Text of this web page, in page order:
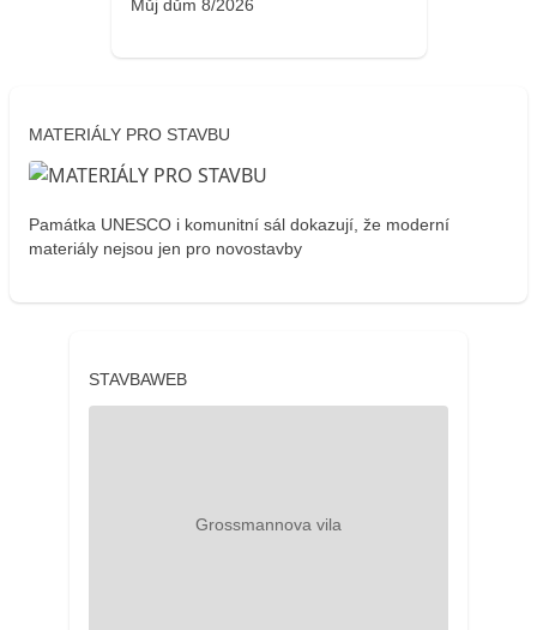
Můj dům 8/2026
MATERIÁLY PRO STAVBU
Památka UNESCO i komunitní sál dokazují, že moderní
materiály nejsou jen pro novostavby
STAVBAWEB